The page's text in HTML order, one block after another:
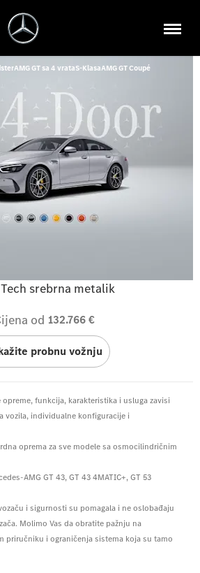
srebrna metalik
AMG GT sa 4 vrataS-KlasaAMG GT Coupé
od 132.766 €
probnu vožnju
funkcija, karakteristika i usluga zavisi
vozila, individualne konfiguracije i
oprema za sve modele sa osmocilindričnim
AMG GT 43, GT 43 4MATIC+, GT 53
i sigurnosti su pomagala i ne oslobađaju
Molimo Vas da obratite pažnju na
priručniku i ograničenja sistema koja su tamo